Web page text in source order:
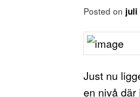
Posted on juli
Just nu
en nivå